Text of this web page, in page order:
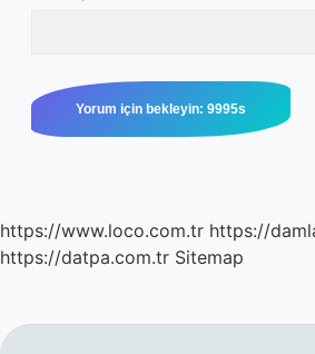
https://www.loco.com.tr https://
https://datpa.com.tr Sitemap